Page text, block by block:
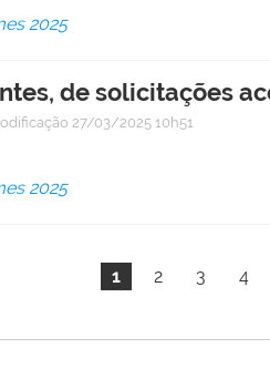
2025
de solicitações
27/03/2025 10h51
2025
1 2 3 4